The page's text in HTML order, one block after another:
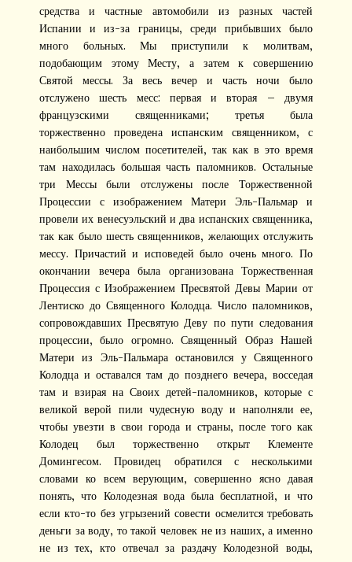
средства и частные автомобили из разных частей
Испании и из-за границы, среди прибывших было
много больных. Мы приступили к молитвам,
подобающим этому Месту, а затем к совершению
Святой мессы. За весь вечер и часть ночи было
отслужено шесть месс: первая и вторая — двумя
французскими священниками; третья была
торжественно проведена испанским священником, с
наибольшим числом посетителей, так как в это время
там находилась большая часть паломников. Остальные
три Мессы были отслужены после Торжественной
Процессии с изображением Матери Эль-Пальмар и
провели их венесуэльский и два испанских священника,
так как было шесть священников, желающих отслужить
мессу. Причастий и исповедей было очень много. По
окончании вечера была организована Торжественная
Процессия с Изображением Пресвятой Девы Марии от
Лентиско до Священного Колодца. Число паломников,
сопровождавших Пресвятую Деву по пути следования
процессии, было огромно. Священный Образ Нашей
Матери из Эль-Пальмара остановился у Священного
Колодца и оставался там до позднего вечера, восседая
там и взирая на Своих детей-паломников, которые с
великой верой пили чудесную воду и наполняли ее,
чтобы увезти в свои города и страны, после того как
Колодец был торжественно открыт Клементе
Домингесом. Провидец обратился с несколькими
словами ко всем верующим, совершенно ясно давая
понять, что Колодезная вода была бесплатной, и что
если кто-то без угрызений совести осмелится требовать
деньги за воду, то такой человек не из наших, а именно
не из тех, кто отвечал за раздачу Колодезной воды,